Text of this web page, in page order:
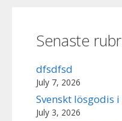
Senaste
dfsdfsd
July 7, 2026
Svenskt lösgodis
July 3, 2026